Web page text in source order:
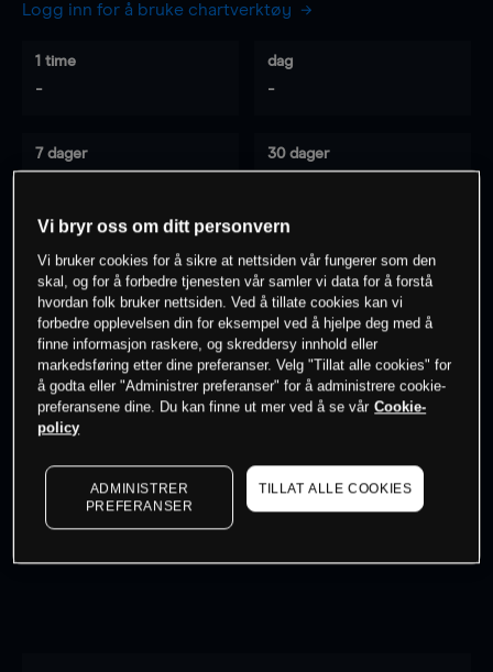
Logg inn for å bruke chartverktøy
1 time
-
dag
-
7 dager 30 dager
0% av kunder erpå dette instrumentet
Søk om konto
Kursene er veiledende. to see latest market data
Vi bryr oss om ditt personvern
Vi bruker cookies for å sikre at nettsiden vår fungerer som den
skal, og for å forbedre tjenesten vår samler vi data for å forstå
hvordan folk bruker nettsiden. Ved å tillate cookies kan vi
forbedre opplevelsen din for eksempel ved å hjelpe deg med å
finne informasjon raskere, og skreddersy innhold eller
markedsføring etter dine preferanser. Velg "Tillat alle cookies" for
å godta eller "Administrer preferanser" for å administrere cookie-
preferansene dine. Du kan finne ut mer ved å se vår Cookie-
policy
ADMINISTRER
PREFERANSER
TILLAT ALLE COOKIES